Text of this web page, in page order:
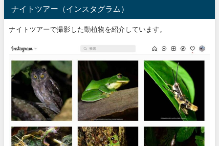
ナイトツアー（インスタグラム）
ナイトツアーで撮影した動植物を紹介しています。